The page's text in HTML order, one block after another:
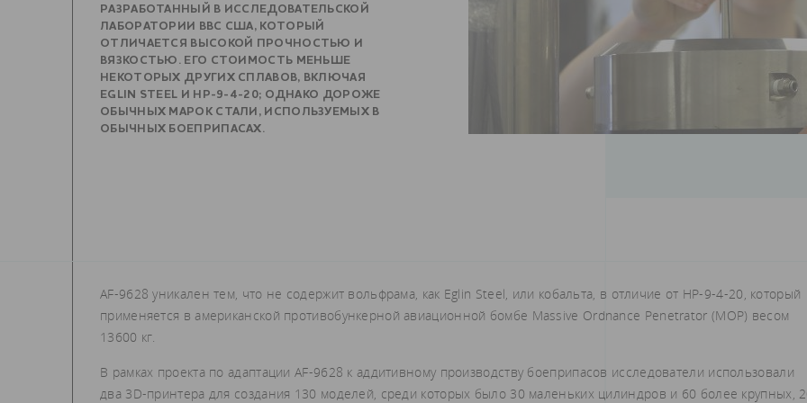
РАЗРАБОТАННЫЙ В ИССЛЕДОВАТЕЛЬСКОЙ
ЛАБОРАТОРИИ ВВС США, КОТОРЫЙ
ОТЛИЧАЕТСЯ ВЫСОКОЙ ПРОЧНОСТЬЮ И
ВЯЗКОСТЬЮ. ЕГО СТОИМОСТЬ МЕНЬШЕ
НЕКОТОРЫХ ДРУГИХ СПЛАВОВ, ВКЛЮЧАЯ
EGLIN STEEL И HP-9-4-20; ОДНАКО ДОРОЖЕ
ОБЫЧНЫХ МАРОК СТАЛИ, ИСПОЛЬЗУЕМЫХ В
ОБЫЧНЫХ БОЕПРИПАСАХ.
AF-9628 уникален тем, что не содержит вольфрама, как Eglin Steel, или кобальта, в отличие от HP-9-4-20, который
применяется в американской противобункерной авиационной бомбе Massive Ordnance Penetrator (MOP) весом
13600 кг.
В рамках проекта по адаптации AF-9628 к аддитивному производству боеприпасов исследователи использовали
два 3D-принтера для создания 130 моделей, среди которых было 30 маленьких цилиндров и 60 более крупных,